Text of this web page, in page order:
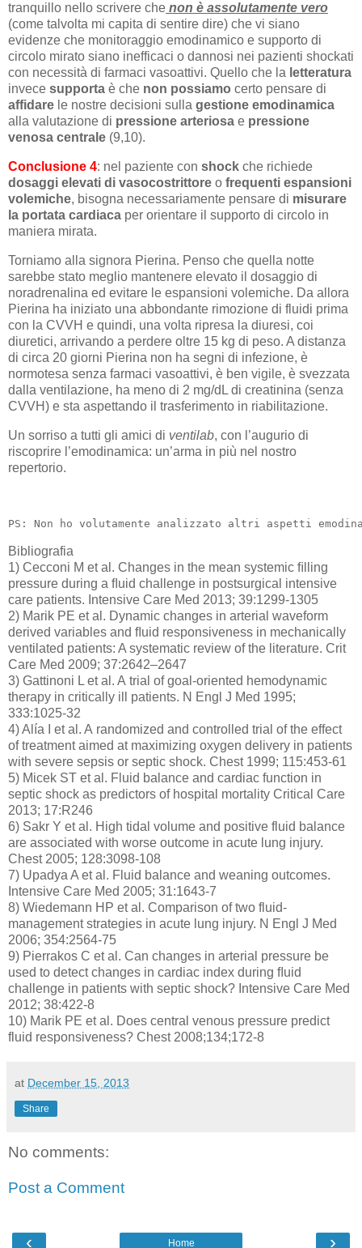
tranquillo nello scrivere che non è assolutamente vero
(come talvolta mi capita di sentire dire) che vi siano
evidenze che monitoraggio emodinamico e supporto di
circolo mirato siano inefficaci o dannosi nei pazienti shockati
con necessità di farmaci vasoattivi. Quello che la letteratura
invece supporta è che non possiamo certo pensare di
affidare le nostre decisioni sulla gestione emodinamica
alla valutazione di pressione arteriosa e pressione
venosa centrale (9,10).
Conclusione 4: nel paziente con shock che richiede
dosaggi elevati di vasocostrittore o frequenti espansioni
volemiche, bisogna necessariamente pensare di misurare
la portata cardiaca per orientare il supporto di circolo in
maniera mirata.
Torniamo alla signora Pierina. Penso che quella notte
sarebbe stato meglio mantenere elevato il dosaggio di
noradrenalina ed evitare le espansioni volemiche. Da allora
Pierina ha iniziato una abbondante rimozione di fluidi prima
con la CVVH e quindi, una volta ripresa la diuresi, coi
diuretici, arrivando a perdere oltre 15 kg di peso. A distanza
di circa 20 giorni Pierina non ha segni di infezione, è
normotesa senza farmaci vasoattivi, è ben vigile, è svezzata
dalla ventilazione, ha meno di 2 mg/dL di creatinina (senza
CVVH) e sta aspettando il trasferimento in riabilitazione.
Un sorriso a tutti gli amici di ventilab, con l’augurio di
riscoprire l’emodinamica: un’arma in più nel nostro
repertorio.
PS: Non ho volutamente analizzato altri aspetti
Bibliografia
1) Cecconi M et al. Changes in the mean systemic ﬁlling
pressure during a ﬂuid challenge in postsurgical intensive
care patients. Intensive Care Med 2013; 39:1299-1305
2) Marik PE et al. Dynamic changes in arterial waveform
derived variables and ﬂuid responsiveness in mechanically
ventilated patients: A systematic review of the literature. Crit
Care Med 2009; 37:2642–2647
3) Gattinoni L et al. A trial of goal-oriented hemodynamic
therapy in critically ill patients. N Engl J Med 1995;
333:1025-32
4) Alía I et al. A randomized and controlled trial of the effect
of treatment aimed at maximizing oxygen delivery in patients
with severe sepsis or septic shock. Chest 1999; 115:453-61
5) Micek ST et al. Fluid balance and cardiac function in
septic shock as predictors of hospital mortality Critical Care
2013; 17:R246
6) Sakr Y et al. High tidal volume and positive fluid balance
are associated with worse outcome in acute lung injury.
Chest 2005; 128:3098-108
7) Upadya A et al. Fluid balance and weaning outcomes.
Intensive Care Med 2005; 31:1643-7
8) Wiedemann HP et al. Comparison of two fluid-
management strategies in acute lung injury. N Engl J Med
2006; 354:2564-75
9) Pierrakos C et al. Can changes in arterial pressure be
used to detect changes in cardiac index during ﬂuid
challenge in patients with septic shock? Intensive Care Med
2012; 38:422-8
10) Marik PE et al. Does central venous pressure predict
fluid responsiveness? Chest 2008;134;172-8
at December 15, 2013
Share
No comments:
Post a Comment
‹ ›
Home